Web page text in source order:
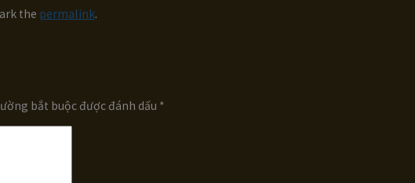
the permalink.
bắt buộc được đánh dấu *